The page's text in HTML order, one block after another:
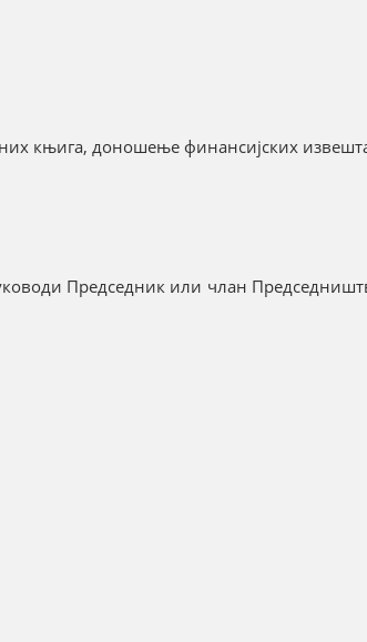
књига, доношење финансијских
Председник или члан